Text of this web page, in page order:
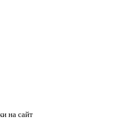
на сайт